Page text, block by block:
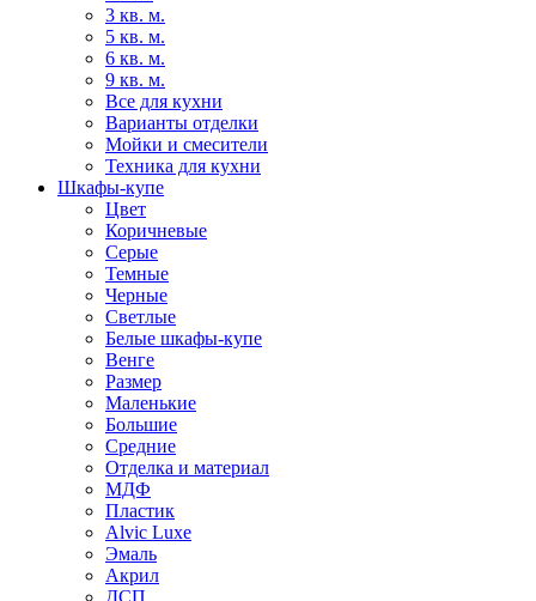
3 кв. м.
5 кв. м.
6 кв. м.
9 кв. м.
Все для кухни
Варианты отделки
Мойки и смесители
Техника для кухни
Шкафы-купе
Цвет
Коричневые
Серые
Темные
Черные
Светлые
Белые шкафы-купе
Венге
Размер
Маленькие
Большие
Средние
Отделка и материал
МДФ
Пластик
Alvic Luxe
Эмаль
Акрил
ДСП